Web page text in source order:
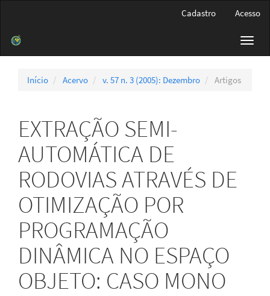
Barra
Cadastro Acesso
Início Acervo v. 57 n. 3 (2005): Dezembro Artigos
EXTRAÇÃO SEMI-
AUTOMÁTICA DE
RODOVIAS ATRAVÉS DE
OTIMIZAÇÃO POR
PROGRAMAÇÃO
DINÂMICA NO ESPAÇO
OBJETO: CASO MONO